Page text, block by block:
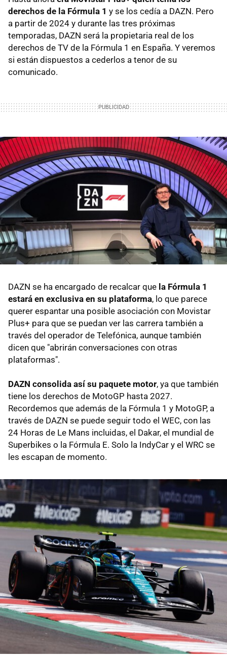
derechos de la Fórmula 1 y se los cedía a DAZN. Pero
a partir de 2024 y durante las tres próximas
temporadas, DAZN será la propietaria real de los
derechos de TV de la Fórmula 1 en España. Y veremos
si están dispuestos a cederlos a tenor de su
comunicado.
DAZN se ha encargado de recalcar que la Fórmula 1
estará en exclusiva en su plataforma, lo que parece
querer espantar una posible asociación con Movistar
Plus+ para que se puedan ver las carrera también a
través del operador de Telefónica, aunque también
dicen que "abrirán conversaciones con otras
plataformas".
DAZN consolida así su paquete motor, ya que también
tiene los derechos de MotoGP hasta 2027.
Recordemos que además de la Fórmula 1 y MotoGP, a
través de DAZN se puede seguir todo el WEC, con las
24 Horas de Le Mans incluidas, el Dakar, el mundial de
Superbikes o la Fórmula E. Solo la IndyCar y el WRC se
les escapan de momento.